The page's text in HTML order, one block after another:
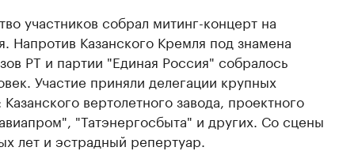
участников собрал митинг-концерт на
Напротив Казанского Кремля под знамена
РТ и партии "Единая Россия" собралось
Участие приняли делегации крупных
вертолетного завода, проектного
"Татэнергосбыта" и других. Со сцены
лет и эстрадный репертуар.